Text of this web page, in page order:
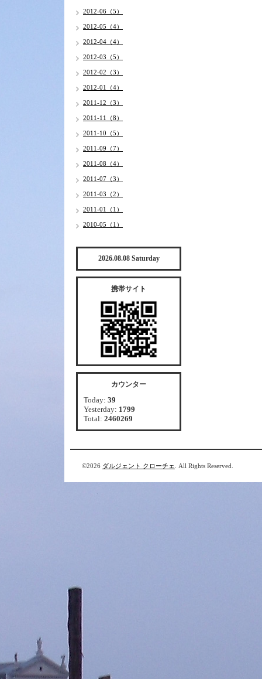
2012-06（5）
2012-05（4）
2012-04（4）
2012-03（5）
2012-02（3）
2012-01（4）
2011-12（3）
2011-11（8）
2011-10（5）
2011-09（7）
2011-08（4）
2011-07（3）
2011-03（2）
2011-01（1）
2010-05（1）
2026.08.08 Saturday
携帯サイト
カウンター
Today: 39
Yesterday: 1799
Total: 2460269
©2026 ダルジェント クローチェ . All Rights Reserved.